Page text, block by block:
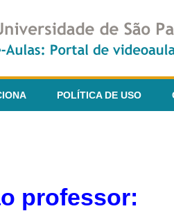
POLÍTICA DE USO
professor: